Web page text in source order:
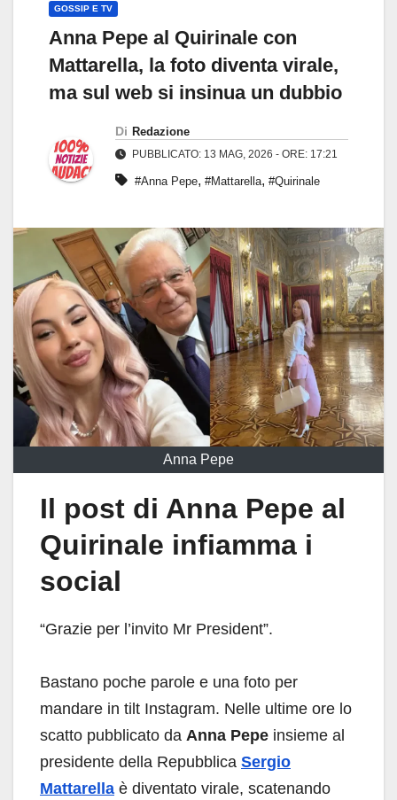
GOSSIP E TV
Anna Pepe al Quirinale con
Mattarella, la foto diventa virale,
ma sul web si insinua un dubbio
Di Redazione
PUBBLICATO: 13 MAG, 2026 - ORE: 17:21
#Anna Pepe, #Mattarella, #Quirinale
Anna Pepe
Il post di Anna Pepe al
Quirinale infiamma i
social
“Grazie per l’invito Mr President”.
Bastano poche parole e una foto per
mandare in tilt Instagram. Nelle ultime ore lo
scatto pubblicato da Anna Pepe insieme al
presidente della Repubblica Sergio
Mattarella è diventato virale, scatenando